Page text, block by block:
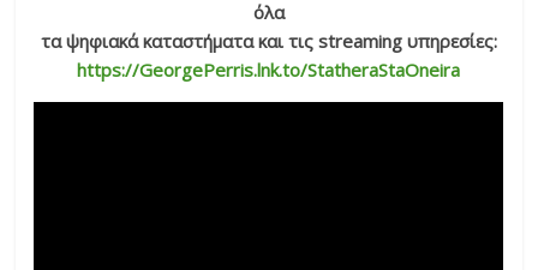
όλα
τα ψηφιακά καταστήματα και τις streaming υπηρεσίες:
https://GeorgePerris.lnk.to/StatheraStaOneira